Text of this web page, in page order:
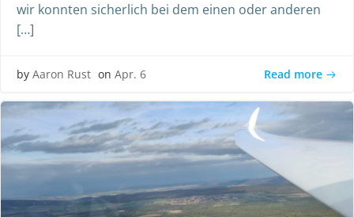
wir konnten sicherlich bei dem einen oder anderen
[…]
by Aaron Rust on Apr. 6 Read more